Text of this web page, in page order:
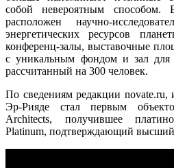
собой невероятным способом.
расположен научно-
энергетических ресурсов
конференц-залы, выставочные
с уникальным фондом и зал для
рассчитанный на 300 человек.
По сведениям редакции novate.ru,
Эр-Рияде стал первым
Architects, получившее
Platinum, подтверждающий высший